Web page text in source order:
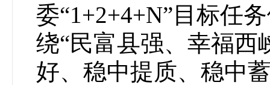
委“1+2+4+N”目标任
绕“民富县强、幸福西
好、稳中提质、稳中